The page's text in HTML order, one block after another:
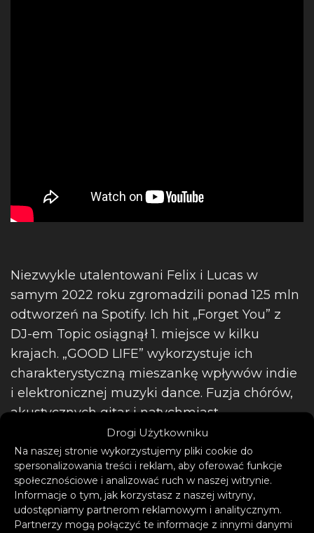
Drogi Użytkowniku
Na naszej stronie wykorzystujemy pliki cookie do
spersonalizowania treści i reklam, aby oferować funkcje
społecznościowe i analizować ruch w naszej witrynie.
Informacje o tym, jak korzystasz z naszej witryny,
udostępniamy partnerom reklamowym i analitycznym.
Partnerzy mogą połączyć te informacje z innymi danymi
Niezwykle utalentowani Felix i Lucas w
samym 2022 roku zgromadzili ponad 125 mln
odtworzeń na Spotify. Ich hit „Forget You” z
DJ-em Topic osiągnął 1. miejsce w kilku
krajach. „GOOD LIFE” wykorzystuje ich
charakterystyczną mieszankę wpływów indie
i elektronicznej muzyki dance. Fuzja chórów,
akustycznych gitar i natychmiast
rozpoznawalnych wokali tworzy idealny
soundtrack każdej letniej imprezy.